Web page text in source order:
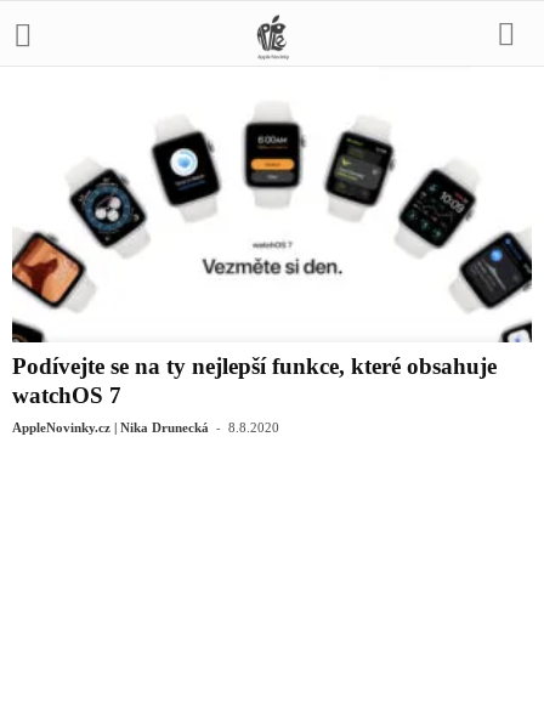
Podívejte se na ty nejlepší funkce, které obsahuje
watchOS 7
AppleNovinky.cz | Nika Drunecká - 8.8.2020